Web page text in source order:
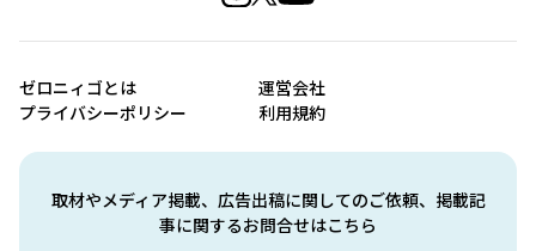
取材やメディア掲載、広告出稿に関してのご依頼、掲載記
事に関するお問合せはこちら
ゼロニィゴとは
運営会社
プライバシーポリシー
利用規約